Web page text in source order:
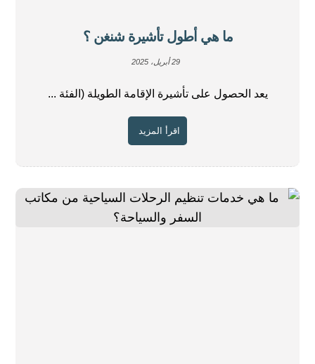
ما هي أطول تأشيرة شنغن ؟
29 أبريل، 2025
يعد الحصول على تأشيرة الإقامة الطويلة (الفئة ...
اقرأ المزيد